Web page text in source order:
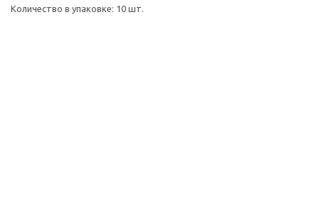
Количество в упаковке: 10 шт.